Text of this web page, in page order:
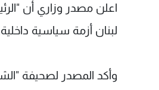
اعلن مصدر وزاري أن
لبنان أزمة سياسية
وأكد المصدر لصحيفة